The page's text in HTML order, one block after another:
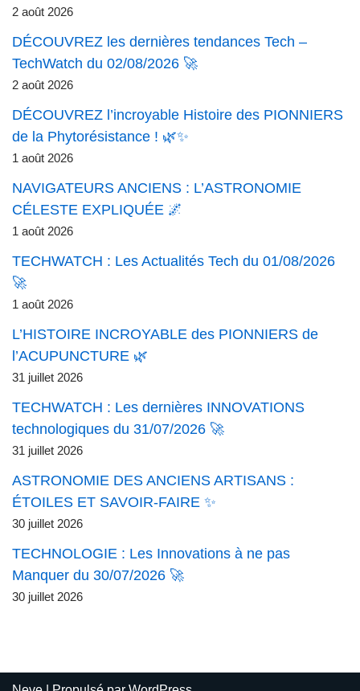
2 août 2026
DÉCOUVREZ les dernières tendances Tech –
TechWatch du 02/08/2026 🚀
2 août 2026
DÉCOUVREZ l’incroyable Histoire des PIONNIERS
de la Phytorésistance ! 🌿✨
1 août 2026
NAVIGATEURS ANCIENS : L’ASTRONOMIE
CÉLESTE EXPLIQUÉE 🌌
1 août 2026
TECHWATCH : Les Actualités Tech du 01/08/2026
🚀
1 août 2026
L’HISTOIRE INCROYABLE des PIONNIERS de
l’ACUPUNCTURE 🌿
31 juillet 2026
TECHWATCH : Les dernières INNOVATIONS
technologiques du 31/07/2026 🚀
31 juillet 2026
ASTRONOMIE DES ANCIENS ARTISANS :
ÉTOILES ET SAVOIR-FAIRE ✨
30 juillet 2026
TECHNOLOGIE : Les Innovations à ne pas
Manquer du 30/07/2026 🚀
30 juillet 2026